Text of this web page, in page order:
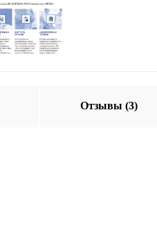
Отзывы (3)